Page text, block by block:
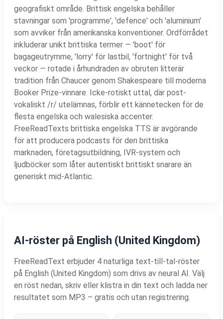
geografiskt område. Brittisk engelska behåller
stavningar som 'programme', 'defence' och 'aluminium'
som avviker från amerikanska konventioner. Ordförrådet
inkluderar unikt brittiska termer — 'boot' för
bagageutrymme, 'lorry' för lastbil, 'fortnight' för två
veckor — rotade i århundraden av obruten litterär
tradition från Chaucer genom Shakespeare till moderna
Booker Prize-vinnare. Icke-rotiskt uttal, där post-
vokaliskt /r/ utelämnas, förblir ett kännetecken för de
flesta engelska och walesiska accenter.
FreeReadTexts brittiska engelska TTS är avgörande
för att producera podcasts för den brittiska
marknaden, företagsutbildning, IVR-system och
ljudböcker som låter autentiskt brittiskt snarare än
generiskt mid-Atlantic.
AI-röster på English (United Kingdom)
FreeReadText erbjuder 4 naturliga text-till-tal-röster
på English (United Kingdom) som drivs av neural AI. Välj
en röst nedan, skriv eller klistra in din text och ladda ner
resultatet som MP3 – gratis och utan registrering.